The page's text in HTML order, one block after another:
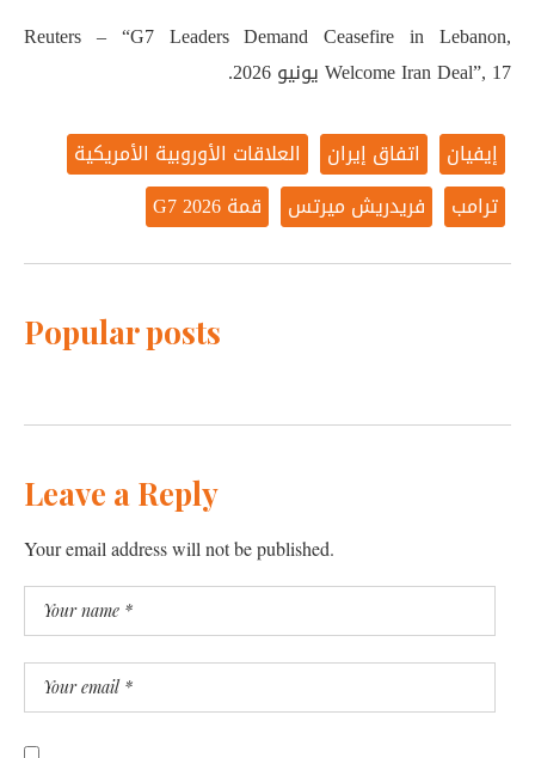
Reuters – “G7 Leaders Demand Ceasefire in Lebanon,
Welcome Iran Deal”, 17 يونيو 2026.
إيفيان اتفاق إيران
العلاقات الأوروبية الأمريكية
ترامب
فريدريش ميرتس قمة G7 2026
Popular posts
Leave a Reply
Your email address will not be published.